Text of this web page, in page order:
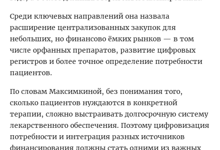
Среди ключевых направлений она назвала
расширение централизованных закупок для
небольших, но финансово ёмких рынков — в том
числе орфанных препаратов, развитие цифровых
регистров и более точное определение потребности
пациентов.
По словам Максимкиной, без понимания того,
сколько пациентов нуждаются в конкретной
терапии, сложно выстраивать долгосрочную систему
лекарственного обеспечения. Поэтому цифровизация
потребности и интеграция разных источников
финансирования должны стать одними из важных